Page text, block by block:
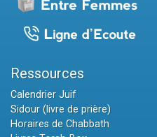
Ressources
Calendrier Juif
Sidour (livre de prière)
Horaires de Chabbath